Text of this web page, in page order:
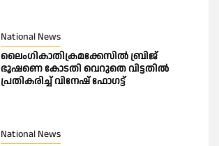
National News
ലൈംഗികാതിക്രമക്കേസിൽ ബ്രിജ്
ഭൂഷണെ കോടതി വെറുതെ വിട്ടതിൽ
പ്രതികരിച്ച് വിനേഷ് ഫോഗട്ട്
National News